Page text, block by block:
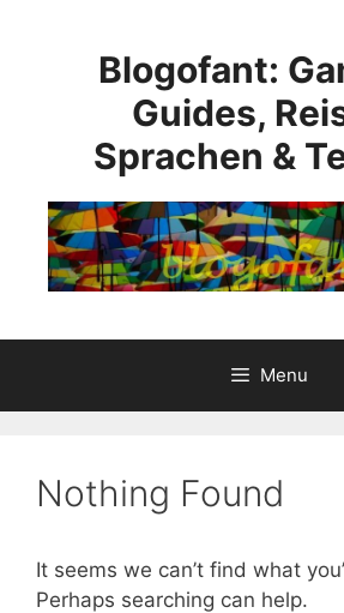
Blogofant:
Guides,
Sprachen &
Menu
Nothing Found
It seems we can’t find what
Perhaps searching can help.